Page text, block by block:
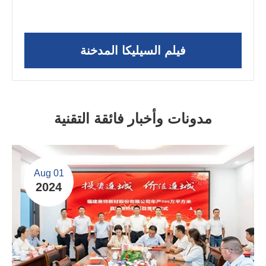
فيلم السيليكا المدخنة
مدونات وأخبار فائقة التقنية
Aug 01
2024